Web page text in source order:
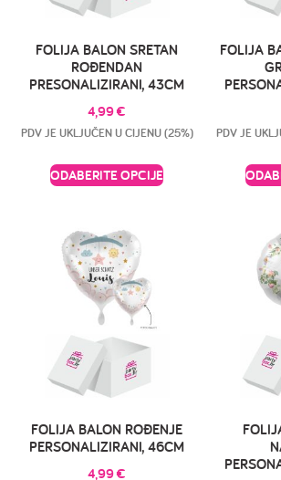
FOLIJA BALON SRETAN
ROĐENDAN
PRESONALIZIRANI, 43CM
4,99€
PDV JE UKLJUČEN U CIJENU (25%)
ODABERITE OPCIJE
FOLIJA
PDV JE
FOLIJA BALON ROĐENJE
PERSONALIZIRANI, 46CM
4,99€